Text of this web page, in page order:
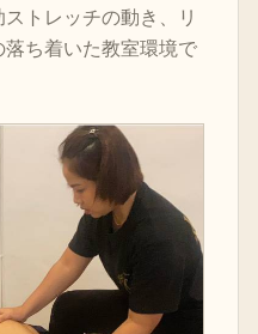
トレッチの動き、リ
ち着いた教室環境で